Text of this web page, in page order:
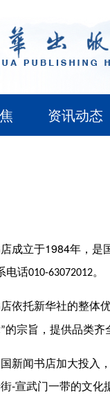
资讯动态
成立于1984年，是
电话010-63072012。
依托新华社的整体
”的宗旨，提供品类齐
新闻书店加大投入
-宣武门一带的文化